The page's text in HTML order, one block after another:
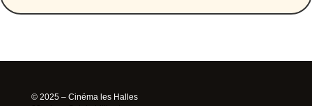
© 2025 – Cinéma les Halles